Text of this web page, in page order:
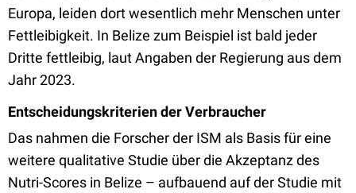
Europa, leiden dort wesentlich mehr Menschen unter
Fettleibigkeit. In Belize zum Beispiel ist bald jeder
Dritte fettleibig, laut Angaben der Regierung aus dem
Jahr 2023.
Entscheidungskriterien der Verbraucher
Das nahmen die Forscher der ISM als Basis für eine
weitere qualitative Studie über die Akzeptanz des
Nutri-Scores in Belize – aufbauend auf der Studie mit